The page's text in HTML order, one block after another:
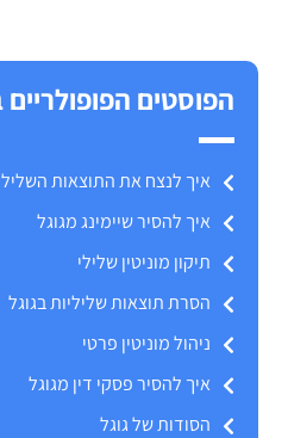
הפוסטים הפופולריים
איך לנצח את התוצאות
איך להסיר שיימינג מגוגל
תיקון מוניטין שלילי
הסרת תוצאות שליליות בגוגל
ניהול מוניטין פרטי
איך להסיר פסקי דין מגוגל
הסודות של גוגל